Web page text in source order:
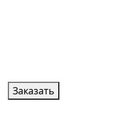
Заказать